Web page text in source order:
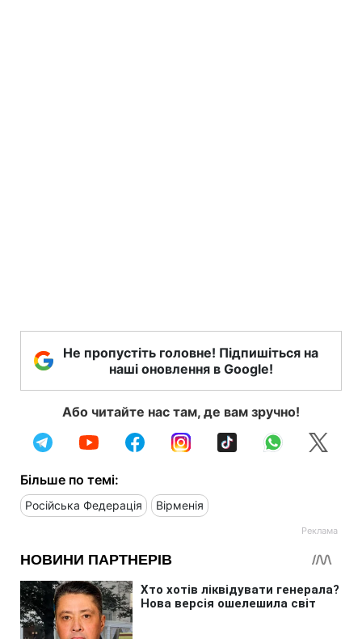
Не пропустіть головне! Підпишіться на
наші оновлення в Google!
Або читайте нас там, де вам зручно!
Більше по темі:
Російська Федерація Вірменія